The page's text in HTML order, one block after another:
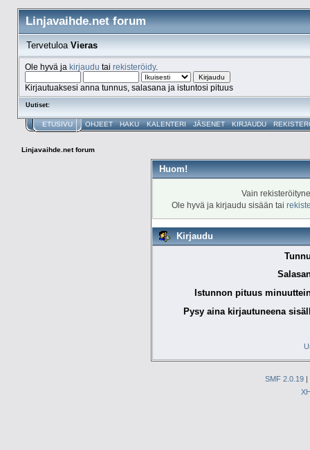
Linjavaihde.net forum
TervetuloaVieras
Ole hyvä ja kirjaudu tai rekisteröidy.
Kirjautuaksesi anna tunnus, salasana ja istuntosi pituus
Uutiset:
ETUSIVU OHJEET HAKU KALENTERI JÄSENET KIRJAUDU
Linjavaihde.net forum
Huom!
Vain
Ole hyvä ja kirjaudu sisään tai
Kirjaudu
Istunnon pituus
Pysy aina kirjautuneena
SMF 2.0.19